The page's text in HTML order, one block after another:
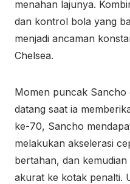
menahan lajunya.
dan kontrol bola yang
menjadi ancaman
Chelsea.
Momen puncak Sancho
datang saat ia
ke-70, Sancho
melakukan akselerasi
bertahan, dan
akurat ke kotak penalti.